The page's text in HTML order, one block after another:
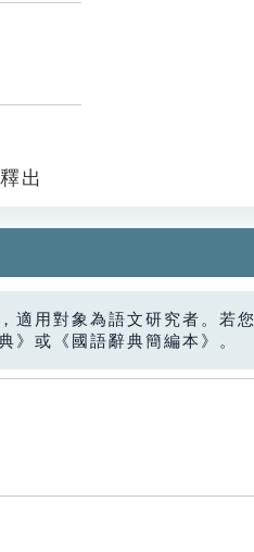
出
適用對象為語文研究者。若
》或《國語辭典簡編本》。